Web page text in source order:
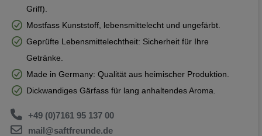
Griff).
Mostfass Kunststoff, lebensmittelecht und ungefärbt.
Geprüfte Lebensmittelechtheit: Sicherheit für Ihre
Getränke.
Made in Germany: Qualität aus heimischer Produktion.
Dickwandiges Gärfass für lang anhaltendes Aroma.
+49 (0)7161 95 137 00
mail@saftfreunde.de